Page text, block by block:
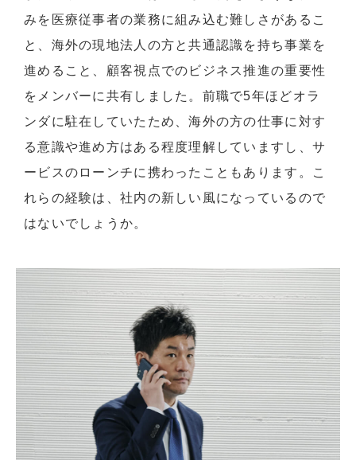
みを医療従事者の業務に組み込む難しさがあるこ
と、海外の現地法人の方と共通認識を持ち事業を
進めること、顧客視点でのビジネス推進の重要性
をメンバーに共有しました。前職で5年ほどオラ
ンダに駐在していたため、海外の方の仕事に対す
る意識や進め方はある程度理解していますし、サ
ービスのローンチに携わったこともあります。こ
れらの経験は、社内の新しい風になっているので
はないでしょうか。